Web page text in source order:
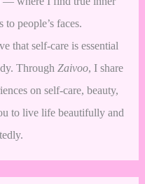
people’s faces.
that self-care is essential
Through Zaivoo, I share
on self-care, beauty,
to live life beautifully and